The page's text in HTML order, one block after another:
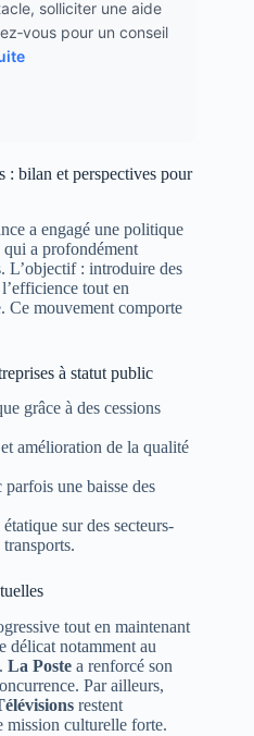
solliciter une aide
pour un conseil
: bilan et perspectives pour
a engagé une politique
a profondément
L’objectif : introduire des
tout en
Ce mouvement comporte
à statut public
grâce à des cessions
amélioration de la qualité
une baisse des
sur des secteurs-
tout en maintenant
délicat notamment au
La Poste a renforcé son
Par ailleurs,
restent
mission culturelle forte.